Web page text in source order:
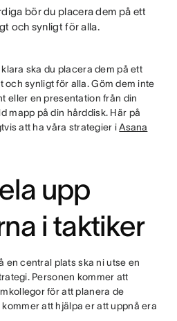
bör du placera dem på ett
och synligt för alla.
ska du placera dem på ett
och synligt för alla. Göm dem inte
eller en presentation från din
mapp på din hårddisk. Här på
att ha våra strategier iAsana
upp
i taktiker
en central plats ska ni utse en
Personen kommer att
för att planera de
att hjälpa er att uppnå era